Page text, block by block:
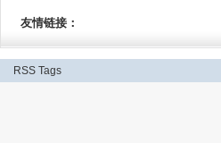
友情链接：
RSS Tags